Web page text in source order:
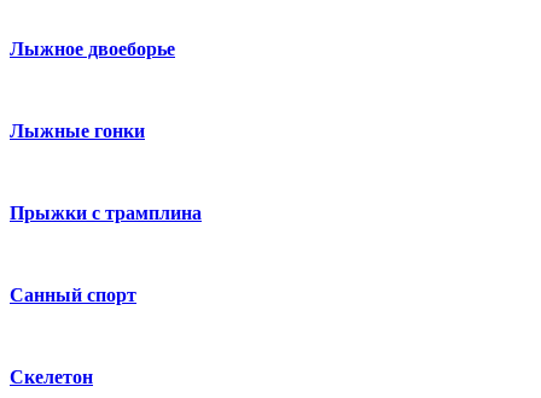
Лыжное двоеборье
Лыжные гонки
Прыжки с трамплина
Санный спорт
Скелетон